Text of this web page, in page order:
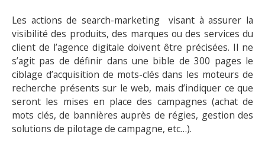
Les actions de search-marketing visant à assurer la
visibilité des produits, des marques ou des services du
client de l’agence digitale doivent être précisées. Il ne
s’agit pas de définir dans une bible de 300 pages le
ciblage d’acquisition de mots-clés dans les moteurs de
recherche présents sur le web, mais d’indiquer ce que
seront les mises en place des campagnes (achat de
mots clés, de bannières auprès de régies, gestion des
solutions de pilotage de campagne, etc…).